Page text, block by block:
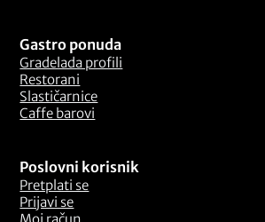
Gastro ponuda
Gradelada profili
Restorani
Slastičarnice
Caffe barovi
Poslovni korisnik
Pretplati se
Prijavi se